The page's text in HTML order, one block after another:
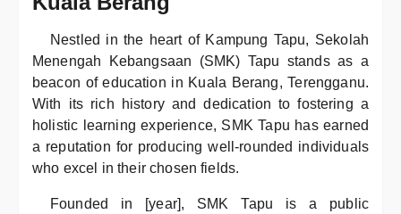
Nestled in the heart of Kampung Tapu, Sekolah
Menengah Kebangsaan (SMK) Tapu stands as a
beacon of education in Kuala Berang, Terengganu.
With its rich history and dedication to fostering a
holistic learning experience, SMK Tapu has earned
a reputation for producing well-rounded individuals
who excel in their chosen fields.
Founded in [year], SMK Tapu is a public